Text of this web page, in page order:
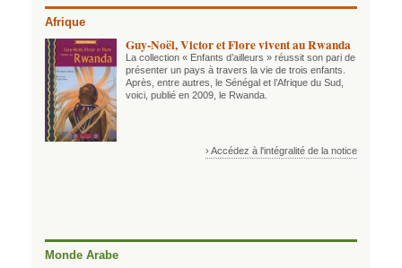
Afrique
Guy-Noël, Victor et Flore vivent au Rwanda
La collection « Enfants d’ailleurs » réussit son pari de
présenter un pays à travers la vie de trois enfants.
Après, entre autres, le Sénégal et l’Afrique du Sud,
voici, publié en 2009, le Rwanda.
› Accédez à l'intégralité de la notice
Monde Arabe